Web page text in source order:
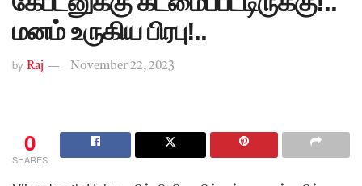
மனம் உருகிய பிரபு!..
by Raj November 22, 2023
0
SHARES